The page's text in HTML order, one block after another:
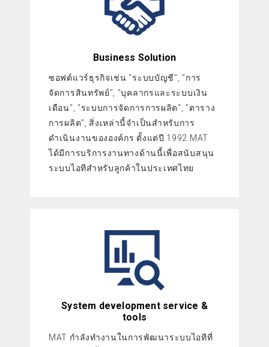
Business Solution
ซอฟต์แวร์ธุรกิจเช่น "ระบบบัญชี", "การ
จัดการสินทรัพย์", "บุคลากรและระบบเงิน
เดือน", "ระบบการจัดการการผลิต", "ตาราง
การผลิต", สิ่งเหล่านี้จำเป็นสำหรับการ
ดำเนินงานขององค์กร ตั้งแต่ปี 1992 MAT
ได้มีการบริการงานทางด้านนี้เพื่อสนับสนุน
ระบบไอทีสำหรับลูกค้าในประเทศไทย
System development service &
tools
MAT กำลังทำงานในการพัฒนาระบบไอทีที่